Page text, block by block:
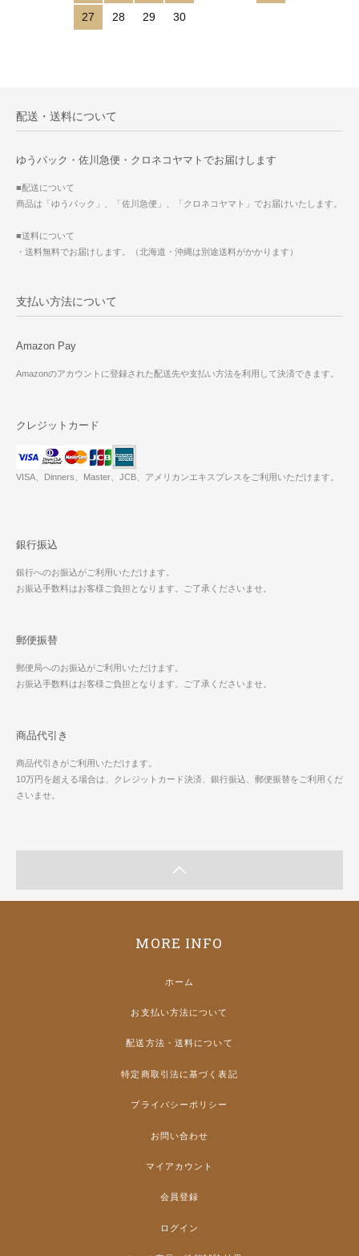
27 28 29 30
配送・送料について
ゆうパック・佐川急便・クロネコヤマトでお届けします
■配送について
商品は「ゆうパック」、「佐川急便」、「クロネコヤマト」でお届けいたします。
■送料について
・送料無料でお届けします。（北海道・沖縄は別途送料がかかります）
支払い方法について
Amazon Pay
Amazonのアカウントに登録された配送先や支払い方法を利用して決済できます。
クレジットカード
VISA、Dinners、Master、JCB、アメリカンエキスプレスをご利用いただけます。
銀行振込
銀行へのお振込がご利用いただけます。
お振込手数料はお客様ご負担となります。ご了承くださいませ。
郵便振替
郵便局へのお振込がご利用いただけます。
お振込手数料はお客様ご負担となります。ご了承くださいませ。
商品代引き
商品代引きがご利用いただけます。
10万円を超える場合は、クレジットカード決済、銀行振込、郵便振替をご利用くだ
さいませ。
MORE INFO
ホーム
お支払い方法について
配送方法・送料について
特定商取引法に基づく表記
プライバシーポリシー
お問い合わせ
マイアカウント
会員登録
ログイン